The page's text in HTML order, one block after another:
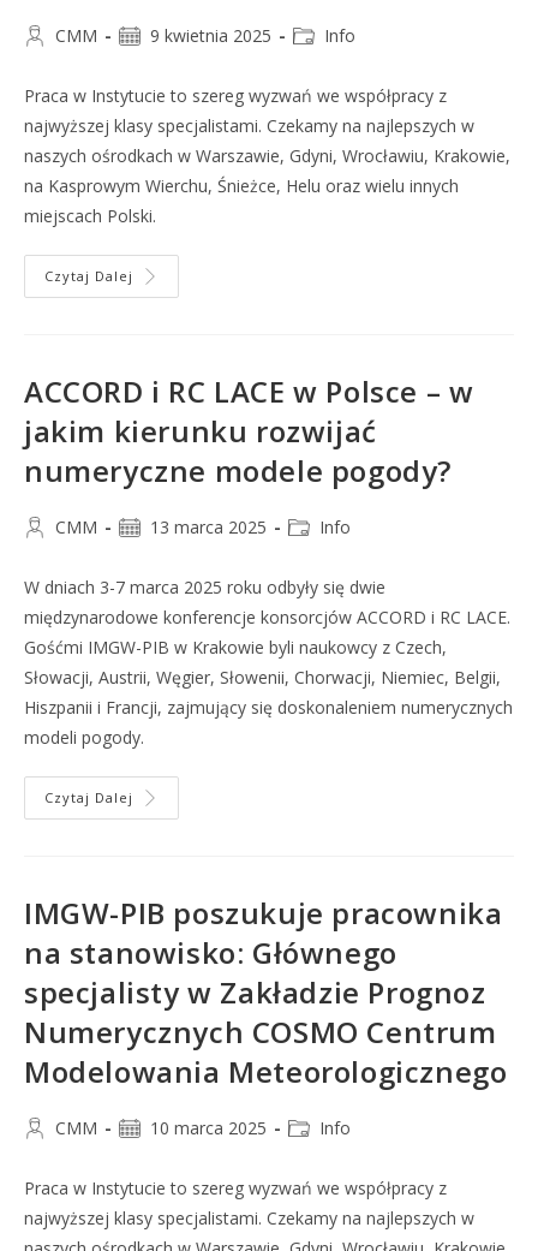
CMM 9 kwietnia 2025 Info
Praca w Instytucie to szereg wyzwań we współpracy z
najwyższej klasy specjalistami. Czekamy na najlepszych w
naszych ośrodkach w Warszawie, Gdyni, Wrocławiu, Krakowie,
na Kasprowym Wierchu, Śnieżce, Helu oraz wielu innych
miejscach Polski.
Czytaj Dalej
ACCORD i RC LACE w Polsce – w
jakim kierunku rozwijać
numeryczne modele pogody?
CMM 13 marca 2025 Info
W dniach 3-7 marca 2025 roku odbyły się dwie
międzynarodowe konferencje konsorcjów ACCORD i RC LACE.
Gośćmi IMGW-PIB w Krakowie byli naukowcy z Czech,
Słowacji, Austrii, Węgier, Słowenii, Chorwacji, Niemiec, Belgii,
Hiszpanii i Francji, zajmujący się doskonaleniem numerycznych
modeli pogody.
Czytaj Dalej
IMGW-PIB poszukuje pracownika
na stanowisko: Głównego
specjalisty w Zakładzie Prognoz
Numerycznych COSMO Centrum
Modelowania Meteorologicznego
CMM 10 marca 2025 Info
Praca w Instytucie to szereg wyzwań we współpracy z
najwyższej klasy specjalistami. Czekamy na najlepszych w